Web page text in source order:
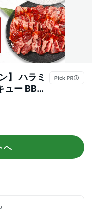
】 ハラミ
ュー BBQ
ミステー
食べ比べ
らみ 冷凍食
へ